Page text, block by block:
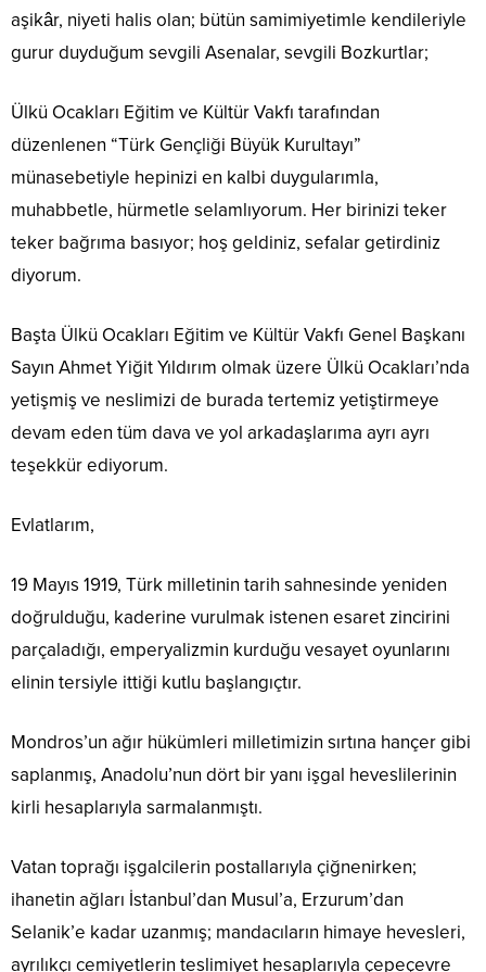
aşikâr, niyeti halis olan; bütün samimiyetimle kendileriyle
gurur duyduğum sevgili Asenalar, sevgili Bozkurtlar;
Ülkü Ocakları Eğitim ve Kültür Vakfı tarafından
düzenlenen “Türk Gençliği Büyük Kurultayı”
münasebetiyle hepinizi en kalbi duygularımla,
muhabbetle, hürmetle selamlıyorum. Her birinizi teker
teker bağrıma basıyor; hoş geldiniz, sefalar getirdiniz
diyorum.
Başta Ülkü Ocakları Eğitim ve Kültür Vakfı Genel Başkanı
Sayın Ahmet Yiğit Yıldırım olmak üzere Ülkü Ocakları’nda
yetişmiş ve neslimizi de burada tertemiz yetiştirmeye
devam eden tüm dava ve yol arkadaşlarıma ayrı ayrı
teşekkür ediyorum.
Evlatlarım,
19 Mayıs 1919, Türk milletinin tarih sahnesinde yeniden
doğrulduğu, kaderine vurulmak istenen esaret zincirini
parçaladığı, emperyalizmin kurduğu vesayet oyunlarını
elinin tersiyle ittiği kutlu başlangıçtır.
Mondros’un ağır hükümleri milletimizin sırtına hançer gibi
saplanmış, Anadolu’nun dört bir yanı işgal heveslilerinin
kirli hesaplarıyla sarmalanmıştı.
Vatan toprağı işgalcilerin postallarıyla çiğnenirken;
ihanetin ağları İstanbul’dan Musul’a, Erzurum’dan
Selanik’e kadar uzanmış; mandacıların himaye hevesleri,
ayrılıkçı cemiyetlerin teslimiyet hesaplarıyla çepeçevre